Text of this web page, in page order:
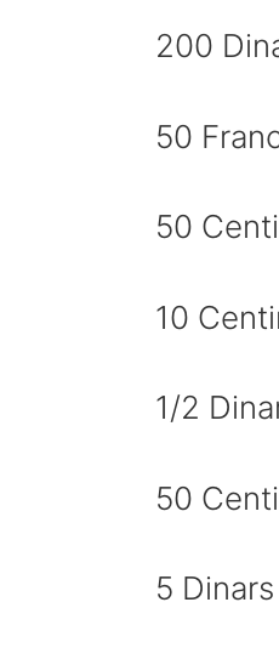
200
50
50
10
1/2
50
5 Dinars